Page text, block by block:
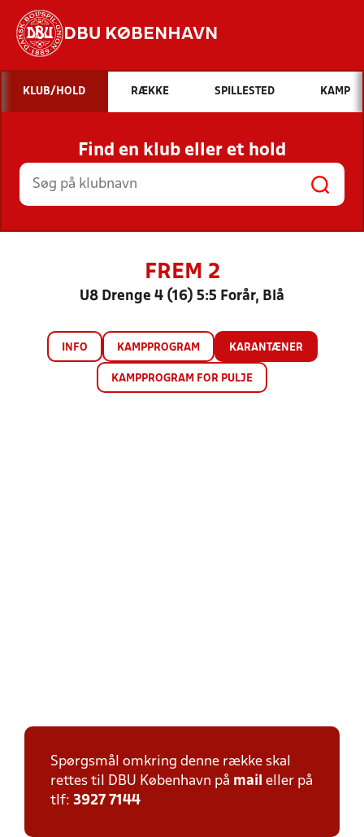
DBU KØBENHAVN
Hvad vil du søge efter?
INDHOLD OG NYHEDER
STILLINGER, RESULTATER, KLUBBER OG
HOLD
KLUB/HOLD RÆKKE SPILLESTED KAMP
Find en klub eller et hold
FREM 2
U8 Drenge 4 (16) 5:5 Forår, Blå
INFO KAMPPROGRAM KARANTÆNER
KAMPPROGRAM FOR PULJE
Spørgsmål omkring denne række skal
rettes til DBU København på mail eller på
tlf: 3927 7144